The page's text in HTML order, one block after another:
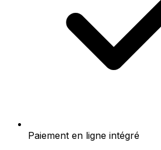
Paiement en ligne intégré